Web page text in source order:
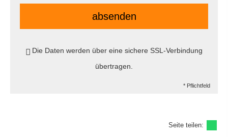
absenden
Die Daten werden über eine sichere SSL-Verbindung
übertragen.
* Pflichtfeld
Seite teilen: